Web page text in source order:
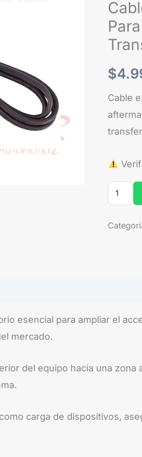
$
Cable
Pioneer
y
y
Carga
esencial para ampliar el
mercado.
del equipo hacia una
carga de dispositivos,